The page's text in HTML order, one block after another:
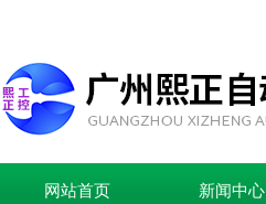
网站首页 新闻中心